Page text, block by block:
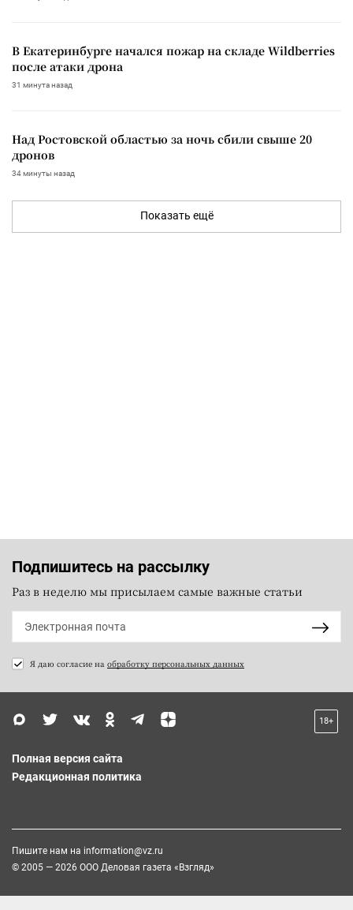
В Екатеринбурге начался пожар на складе Wildberries
после атаки дрона
31 минута назад
Над Ростовской областью за ночь сбили свыше 20
дронов
34 минуты назад
Показать ещё
Подпишитесь на рассылку
Раз в неделю мы присылаем самые важные статьи
Я даю согласие на обработку персональных данных
18+
Полная версия сайта
Редакционная политика
Пишите нам на information@vz.ru
© 2005 — 2026 ООО Деловая газета «Взгляд»